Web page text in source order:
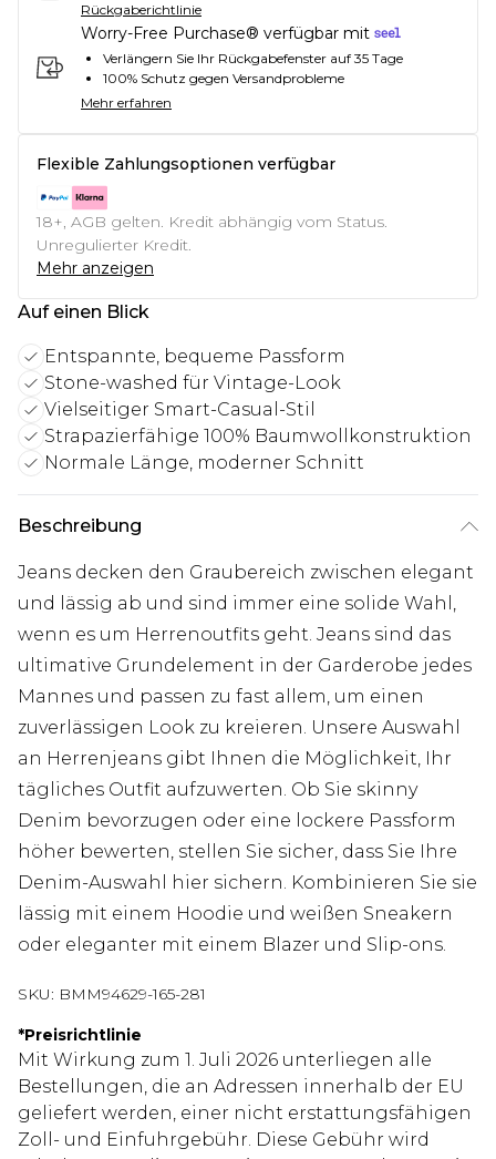
Rückgaberichtlinie
Worry-Free Purchase® verfügbar mit
Verlängern Sie Ihr Rückgabefenster auf 35 Tage
100% Schutz gegen Versandprobleme
Mehr erfahren
Flexible Zahlungsoptionen verfügbar
18+, AGB gelten. Kredit abhängig vom Status.
Unregulierter Kredit.
Mehr anzeigen
Auf einen Blick
Entspannte, bequeme Passform
Stone-washed für Vintage-Look
Vielseitiger Smart-Casual-Stil
Strapazierfähige 100% Baumwollkonstruktion
Normale Länge, moderner Schnitt
Beschreibung
Jeans decken den Graubereich zwischen elegant
und lässig ab und sind immer eine solide Wahl,
wenn es um Herrenoutfits geht. Jeans sind das
ultimative Grundelement in der Garderobe jedes
Mannes und passen zu fast allem, um einen
zuverlässigen Look zu kreieren. Unsere Auswahl
an Herrenjeans gibt Ihnen die Möglichkeit, Ihr
tägliches Outfit aufzuwerten. Ob Sie skinny
Denim bevorzugen oder eine lockere Passform
höher bewerten, stellen Sie sicher, dass Sie Ihre
Denim-Auswahl hier sichern. Kombinieren Sie sie
lässig mit einem Hoodie und weißen Sneakern
oder eleganter mit einem Blazer und Slip-ons.
SKU: BMM94629-165-281
*Preisrichtlinie
Mit Wirkung zum 1. Juli 2026 unterliegen alle
Bestellungen, die an Adressen innerhalb der EU
geliefert werden, einer nicht erstattungsfähigen
Zoll- und Einfuhrgebühr. Diese Gebühr wird